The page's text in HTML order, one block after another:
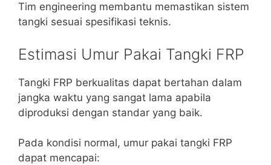
Tim engineering membantu memastikan sistem
tangki sesuai spesifikasi teknis.
Estimasi Umur Pakai Tangki FRP
Tangki FRP berkualitas dapat bertahan dalam
jangka waktu yang sangat lama apabila
diproduksi dengan standar yang baik.
Pada kondisi normal, umur pakai tangki FRP
dapat mencapai: